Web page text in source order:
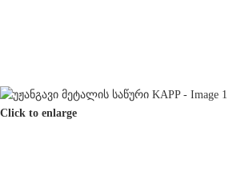
Click to enlarge